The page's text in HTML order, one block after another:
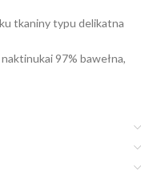
tkaniny typu delikatna
97% bawełna,